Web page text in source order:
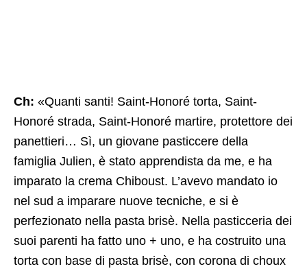
Ch: «Quanti santi! Saint-Honoré torta, Saint-
Honoré strada, Saint-Honoré martire, protettore dei
panettieri… Sì, un giovane pasticcere della
famiglia Julien, è stato apprendista da me, e ha
imparato la crema Chiboust. L’avevo mandato io
nel sud a imparare nuove tecniche, e si è
perfezionato nella pasta brisè. Nella pasticceria dei
suoi parenti ha fatto uno + uno, e ha costruito una
torta con base di pasta brisè, con corona di choux